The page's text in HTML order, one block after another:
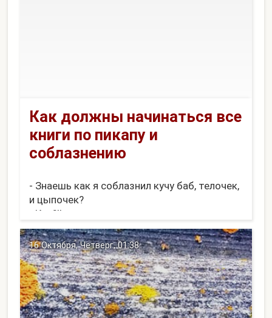
Как должны начинаться все
книги по пикапу и
соблазнению
- Знаешь как я соблазнил кучу баб, телочек,
и цыпочек?
- Как?!!
- Я никогда не называл их бабами, тёлками и
цыпами.
16 Октября, Четверг, 01:38